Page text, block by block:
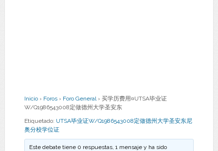
Inicio › Foros › Foro General › 买学历费用¤UTSA毕业证
W/Q1986543008定做德州大学圣安东
Etiquetado: UTSA毕业证W/Q1986543008定做德州大学圣安东尼
奥分校学位证
Este debate tiene 0 respuestas, 1 mensaje y ha sido